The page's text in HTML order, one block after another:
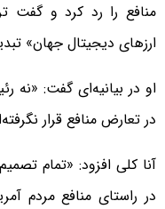
منافع را رد کرد و گفت
ارزهای دیجیتال جهان»
او در بیانیه‌ای گفت: «نه
در تعارض منافع قرار
آنا کلی افزود: «تمام
در راستای منافع مردم